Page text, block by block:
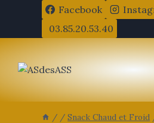
contenu
Facebook
03.85.20.53.40
/ / Snack Chaud et Froid